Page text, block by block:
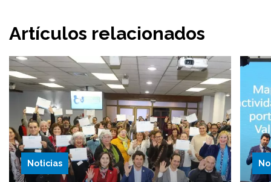
Artículos relacionados
Noticias